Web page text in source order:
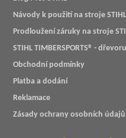
Návody k použití na stroje
Prodloužení záruky na stroje
STIHL TIMBERSPORTS® -
Obchodní podmínky
Platba a dodání
Reklamace
Zásady ochrany osobních údajů